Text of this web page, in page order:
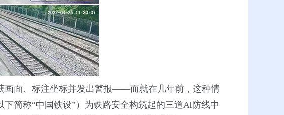
画面、标注坐标并发出警报——而就在几年前，这种情
简称“中国铁设”）为铁路安全构筑起的三道AI防线中